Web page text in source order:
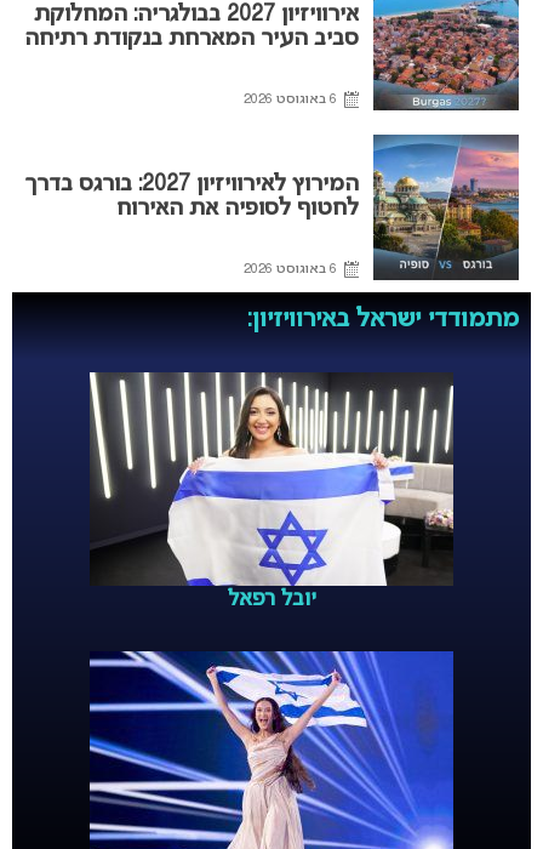
אירוויזיון 2027 בבולגריה: המחלוקת
סביב העיר המארחת בנקודת רתיחה
6 באוגוסט 2026
המירוץ לאירוויזיון 2027: בורגס בדרך
לחטוף לסופיה את האירוח
6 באוגוסט 2026
מתמודדי ישראל באירוויזיון:
יובל רפאל